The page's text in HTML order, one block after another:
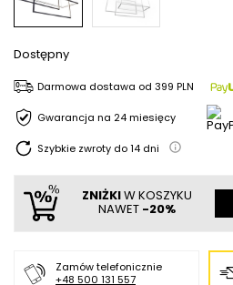
Dostępny
Darmowa dostawa od 399 PLN
Gwarancja na 24 miesięcy
Szybkie zwroty do14 dni
ZNIŻKIW KOSZYKU
NAWET -20%
Zamów telefonicznie
+48 500 131 557